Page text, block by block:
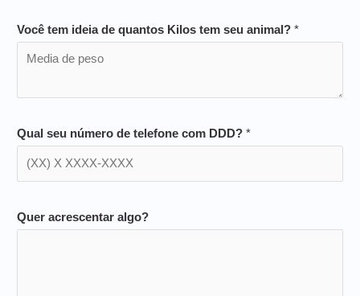
Você tem ideia de quantos Kilos tem seu animal? *
Qual seu número de telefone com DDD? *
Quer acrescentar algo?